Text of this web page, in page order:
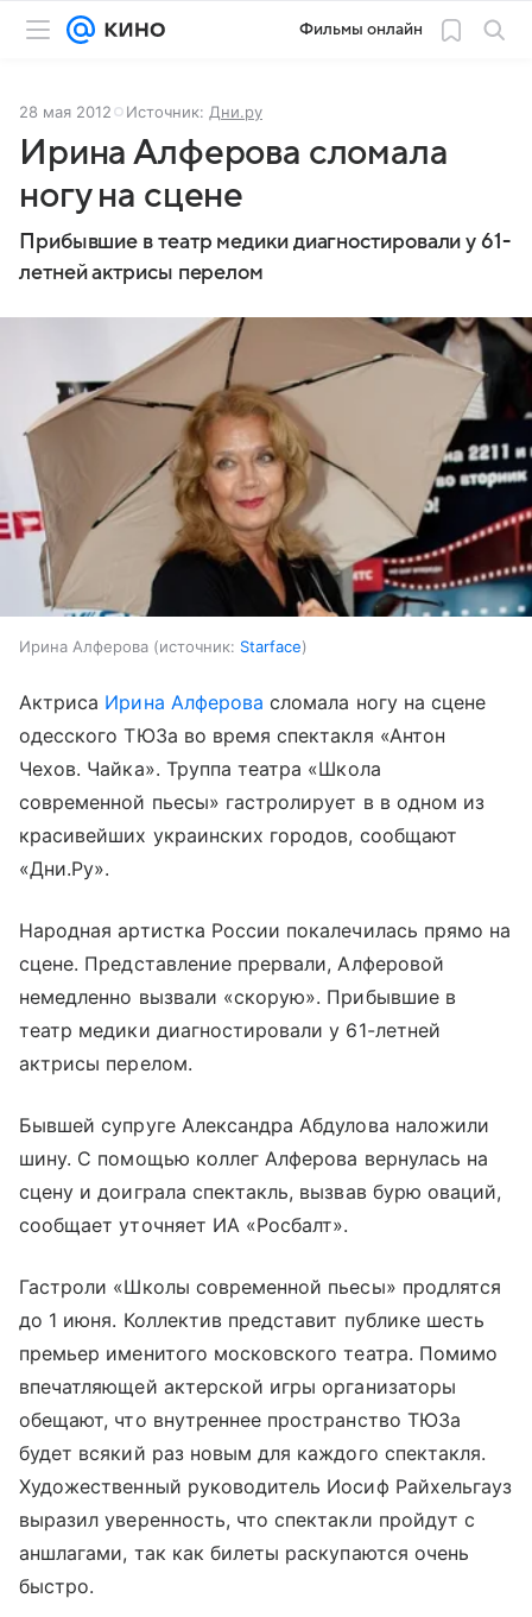
Фильмы онлайн
28 мая 2012 Источник: Дни.ру
Ирина Алферова сломала
ногу на сцене
Прибывшие в театр медики диагностировали у 61-
летней актрисы перелом
Ирина Алферова источник: Starface
Актриса Ирина Алферова сломала ногу на сцене
одесского ТЮЗа во время спектакля «Антон
Чехов. Чайка». Труппа театра «Школа
современной пьесы» гастролирует в в одном из
красивейших украинских городов, сообщают
«Дни.Ру».
Народная артистка России покалечилась прямо на
сцене. Представление прервали, Алферовой
немедленно вызвали «скорую». Прибывшие в
театр медики диагностировали у 61-летней
актрисы перелом.
Бывшей супруге Александра Абдулова наложили
шину. С помощью коллег Алферова вернулась на
сцену и доиграла спектакль, вызвав бурю оваций,
сообщает уточняет ИА «Росбалт».
Гастроли «Школы современной пьесы» продлятся
до 1 июня. Коллектив представит публике шесть
премьер именитого московского театра. Помимо
впечатляющей актерской игры организаторы
обещают, что внутреннее пространство ТЮЗа
будет всякий раз новым для каждого спектакля.
Художественный руководитель Иосиф Райхельгауз
выразил уверенность, что спектакли пройдут с
аншлагами, так как билеты раскупаются очень
быстро.